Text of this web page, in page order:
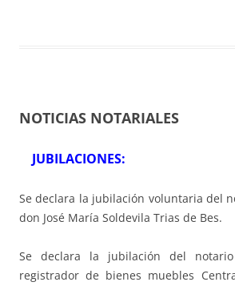
NOTICIAS NOTARIALES
JUBILACIONES:
Se declara la jubilación voluntaria del
don José María Soldevila Trias de Bes.
Se declara la jubilación del
registrador de bienes muebles